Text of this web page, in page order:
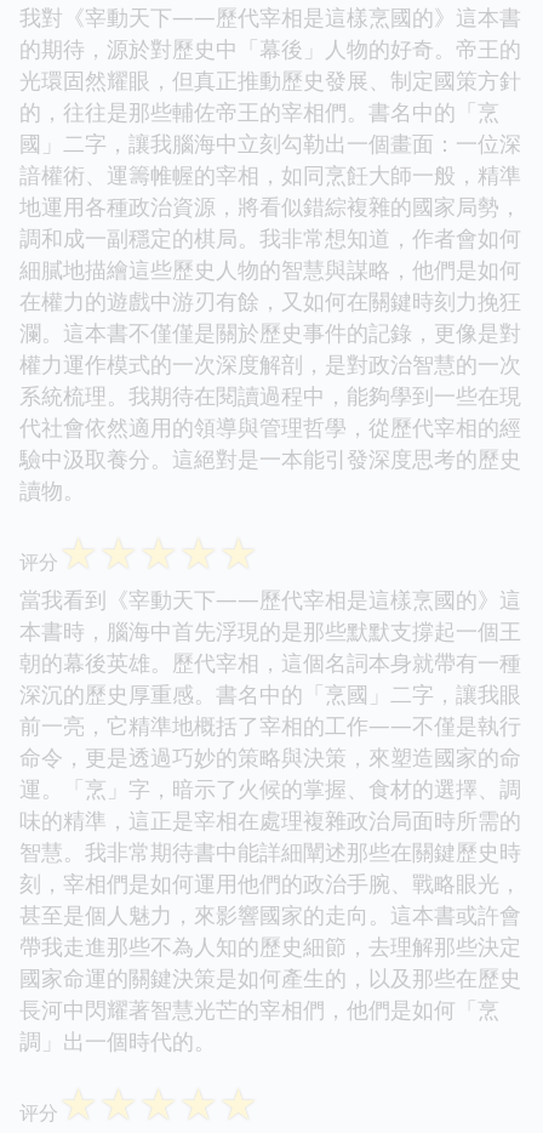
我對《宰動天下——歷代宰相是這樣烹國的》這本書
的期待，源於對歷史中「幕後」人物的好奇。帝王的
光環固然耀眼，但真正推動歷史發展、制定國策方針
的，往往是那些輔佐帝王的宰相們。書名中的「烹
國」二字，讓我腦海中立刻勾勒出一個畫面：一位深
諳權術、運籌帷幄的宰相，如同烹飪大師一般，精準
地運用各種政治資源，將看似錯綜複雜的國家局勢，
調和成一副穩定的棋局。我非常想知道，作者會如何
細膩地描繪這些歷史人物的智慧與謀略，他們是如何
在權力的遊戲中游刃有餘，又如何在關鍵時刻力挽狂
瀾。這本書不僅僅是關於歷史事件的記錄，更像是對
權力運作模式的一次深度解剖，是對政治智慧的一次
系統梳理。我期待在閱讀過程中，能夠學到一些在現
代社會依然適用的領導與管理哲學，從歷代宰相的經
驗中汲取養分。這絕對是一本能引發深度思考的歷史
讀物。
评分 ☆☆☆☆☆
當我看到《宰動天下——歷代宰相是這樣烹國的》這
本書時，腦海中首先浮現的是那些默默支撐起一個王
朝的幕後英雄。歷代宰相，這個名詞本身就帶有一種
深沉的歷史厚重感。書名中的「烹國」二字，讓我眼
前一亮，它精準地概括了宰相的工作——不僅是執行
命令，更是透過巧妙的策略與決策，來塑造國家的命
運。「烹」字，暗示了火候的掌握、食材的選擇、調
味的精準，這正是宰相在處理複雜政治局面時所需的
智慧。我非常期待書中能詳細闡述那些在關鍵歷史時
刻，宰相們是如何運用他們的政治手腕、戰略眼光，
甚至是個人魅力，來影響國家的走向。這本書或許會
帶我走進那些不為人知的歷史細節，去理解那些決定
國家命運的關鍵決策是如何產生的，以及那些在歷史
長河中閃耀著智慧光芒的宰相們，他們是如何「烹
調」出一個時代的。
评分 ☆☆☆☆☆